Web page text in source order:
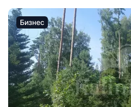
Бизнес